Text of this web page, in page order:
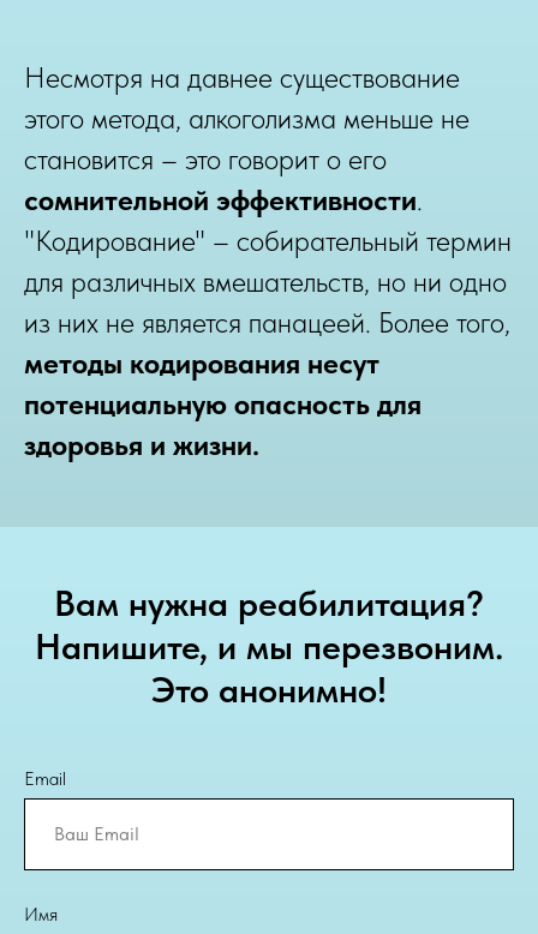
Несмотря на давнее существование
этого метода, алкоголизма меньше не
становится – это говорит о его
сомнительной эффективности.
"Кодирование" – собирательный термин
для различных вмешательств, но ни одно
из них не является панацеей. Более того,
методы кодирования несут
потенциальную опасность для
здоровья и жизни.
Вам нужна реабилитация?
Напишите, и мы перезвоним.
Это анонимно!
Email
Имя